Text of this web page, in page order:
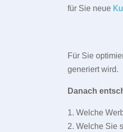
für Sie neue
Für Sie
generiert wird.
Danach
1. Welche
2. Welche Sie